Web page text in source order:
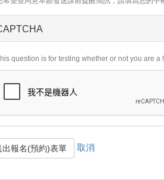
question is for testing whether or not you are
出報名(預約)表單 取消